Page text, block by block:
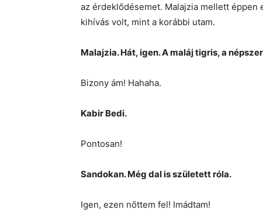
az érdeklődésemet. Malajzia mellett
kihívás volt, mint a korábbi utam.
Malajzia. Hát, igen. A maláj tigris, a
Bizony ám! Hahaha.
Kabir Bedi.
Pontosan!
Sandokan. Még dal is született róla.
Igen, ezen nőttem fel! Imádtam!